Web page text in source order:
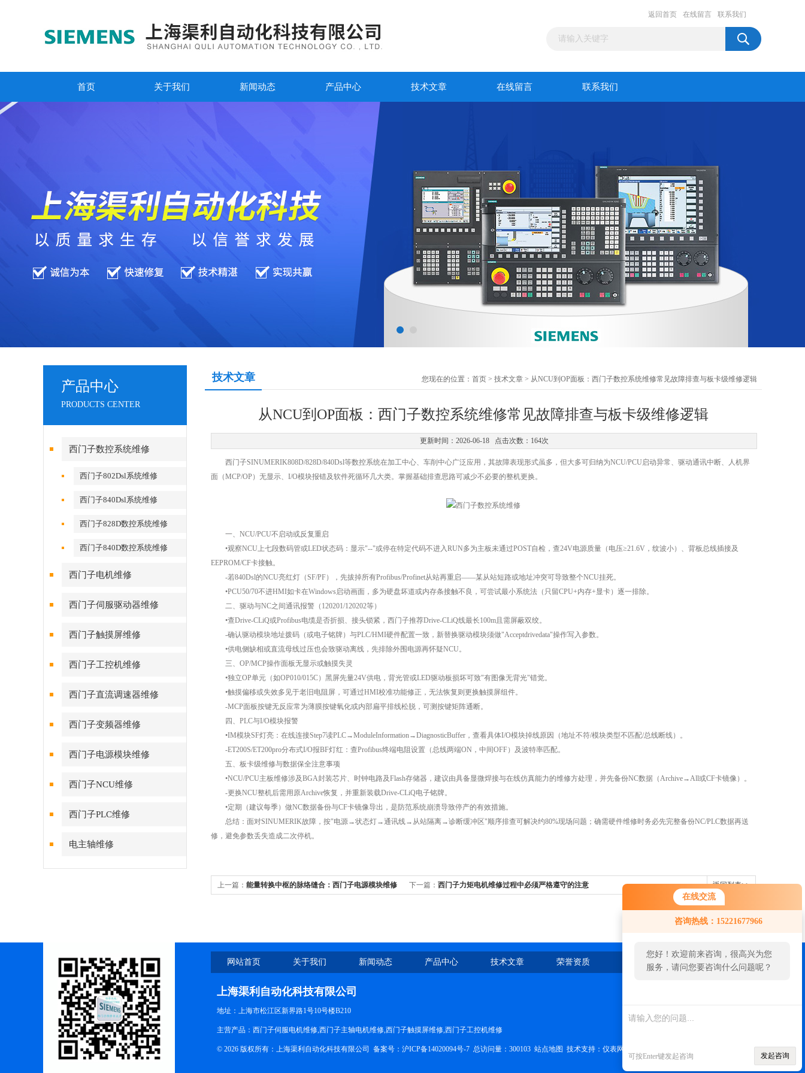
在线交流
咨询热线：15221677966
您好！欢迎前来咨询，很高兴为您
服务，请问您要咨询什么问题呢？
可按Enter键发起咨询 发起咨询
返回首页 在线留言 联系我们
首页 关于我们 新闻动态 产品中心 技术文章 在线留言 联系我们
产品中心
PRODUCTS CENTER
西门子数控系统维修
西门子802Dsl系统维修
西门子840Dsl系统维修
西门子828D数控系统维修
西门子840D数控系统维修
西门子电机维修
西门子伺服驱动器维修
西门子触摸屏维修
西门子工控机维修
西门子直流调速器维修
西门子变频器维修
西门子电源模块维修
西门子NCU维修
西门子PLC维修
电主轴维修
技术文章 您现在的位置： 首页 > 技术文章 > 从NCU到OP面板：西门子数控系统维修常见故障排查与板卡级维修逻辑
从NCU到OP面板：西门子数控系统维修常见故障排查与板卡级维修逻辑
更新时间：2026-06-18 点击次数：164次
西门子SINUMERIK808D/828D/840Dsl等数控系统在加工中心、车削中心广泛应用，其故障表现形式虽多，但大多可归纳为NCU/PCU启动异常、驱动通讯中断、人机界
面（MCP/OP）无显示、I/O模块报错及软件死循环几大类。掌握基础排查思路可减少不必要的整机更换。
一、NCU/PCU不启动或反复重启
•观察NCU上七段数码管或LED状态码：显示"--"或停在特定代码不进入RUN多为主板未通过POST自检，查24V电源质量（电压≥21.6V，纹波小）、背板总线插接及
EEPROM/CF卡接触。
-若840Dsl的NCU亮红灯（SF/PF），先拔掉所有Profibus/Profinet从站再重启——某从站短路或地址冲突可导致整个NCU挂死。
•PCU50/70不进HMI如卡在Windows启动画面，多为硬盘坏道或内存条接触不良，可尝试最小系统法（只留CPU+内存+显卡）逐一排除。
二、驱动与NC之间通讯报警（120201/120202等）
•查Drive-CLiQ或Profibus电缆是否折损、接头锁紧，西门子推荐Drive-CLiQ线最长100m且需屏蔽双绞。
-确认驱动模块地址拨码（或电子铭牌）与PLC/HMI硬件配置一致，新替换驱动模块须做"Acceptdrivedata"操作写入参数。
•供电侧缺相或直流母线过压也会致驱动离线，先排除外围电源再怀疑NCU。
三、OP/MCP操作面板无显示或触摸失灵
•独立OP单元（如OP010/015C）黑屏先量24V供电，背光管或LED驱动板损坏可致"有图像无背光"错觉。
•触摸偏移或失效多见于老旧电阻屏，可通过HMI校准功能修正，无法恢复则更换触摸屏组件。
-MCP面板按键无反应常为薄膜按键氧化或内部扁平排线松脱，可测按键矩阵通断。
四、PLC与I/O模块报警
•IM模块SF灯亮：在线连接Step7读PLC→ModuleInformation→DiagnosticBuffer，查看具体I/O模块掉线原因（地址不符/模块类型不匹配/总线断线）。
-ET200S/ET200pro分布式I/O报BF灯红：查Profibus终端电阻设置（总线两端ON，中间OFF）及波特率匹配。
五、板卡级维修与数据保全注意事项
•NCU/PCU主板维修涉及BGA封装芯片、时钟电路及Flash存储器，建议由具备显微焊接与在线仿真能力的维修方处理，并先备份NC数据（Archive→All或CF卡镜像）。
-更换NCU整机后需用原Archive恢复，并重新装载Drive-CLiQ电子铭牌。
•定期（建议每季）做NC数据备份与CF卡镜像导出，是防范系统崩溃导致停产的有效措施。
总结：面对SINUMERIK故障，按"电源→状态灯→通讯线→从站隔离→诊断缓冲区"顺序排查可解决约80%现场问题；确需硬件维修时务必先完整备份NC/PLC数据再送
修，避免参数丢失造成二次停机。
上一篇： 能量转换中枢的脉络缝合：西门子电源模块维修 下一篇： 西门子力矩电机维修过程中必须严格遵守的注意 返回列表>>
网站首页 关于我们 新闻动态 产品中心 技术文章 荣誉资质 在线留言 联系我们
上海渠利自动化科技有限公司
地址：上海市松江区新界路1号10号楼B210
主营产品：西门子伺服电机维修,西门子主轴电机维修,西门子触摸屏维修,西门子工控机维修
© 2026 版权所有：上海渠利自动化科技有限公司 备案号：沪ICP备14020094号-7 总访问量：300103 站点地图 技术支持： 仪表网